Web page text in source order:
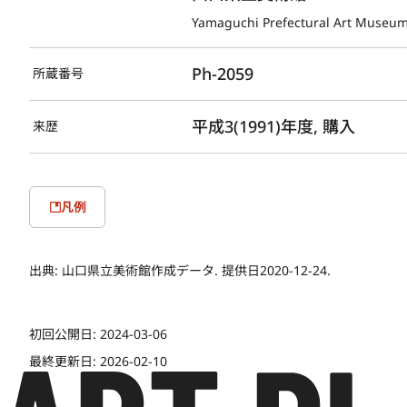
Yamaguchi Prefectural Art
所蔵番号 Ph-2059
来歴 平成3(1991)年度, 購入
凡例
出典: 山口県立美術館作成データ. 提供日2020-12-24.
初回公開日: 2024-03-06
最終更新日: 2026-02-10